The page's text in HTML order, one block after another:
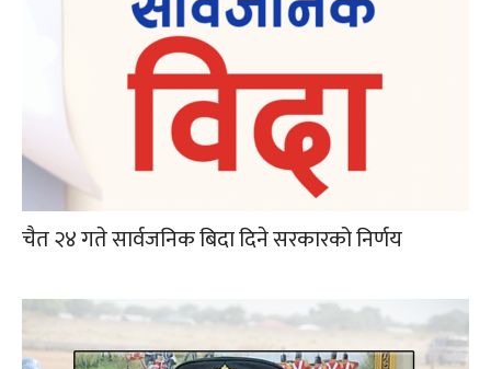
चैत २४ गते सार्वजनिक बिदा दिने सरकारको निर्णय